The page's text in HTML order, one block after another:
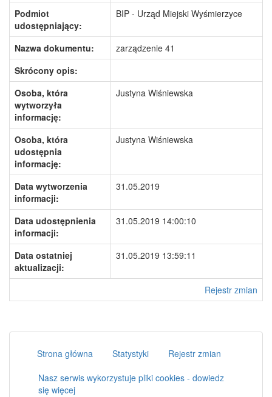
Podmiot
udostępniający:
BIP - Urząd Miejski Wyśmierzyce
Nazwa dokumentu:
zarządzenie 41
Skrócony opis:
Osoba, która
wytworzyła
informację:
Justyna Wiśniewska
Osoba, która
udostępnia
informację:
Justyna Wiśniewska
Data wytworzenia
informacji:
31.05.2019
Data udostępnienia
informacji:
31.05.2019 14:00:10
Data ostatniej
aktualizacji:
31.05.2019 13:59:11
Rejestr zmian
Strona główna Statystyki
Rejestr zmian
Nasz serwis wykorzystuje pliki cookies - dowiedz
się więcej